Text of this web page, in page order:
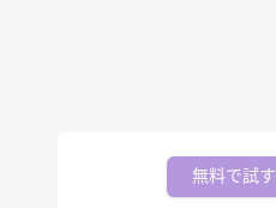
無料で試す